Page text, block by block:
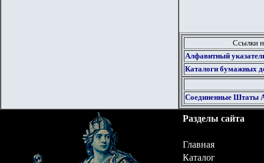
Ссылки
Алфавитный
Каталоги бумажных
Соединенные Штаты
Разделы сайта
Главная
Каталог